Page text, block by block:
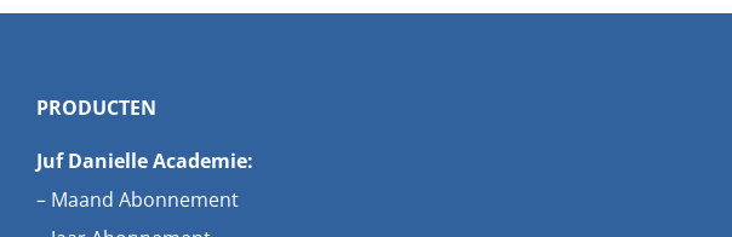
PRODUCTEN
Juf Danielle Academie:
– Maand Abonnement